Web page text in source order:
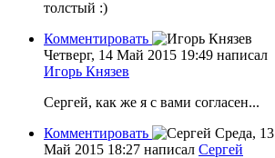
толстый :)
Комментировать
Четверг, 14 Май 2015 19:49 написал
Игорь Князев
Сергей, как же я с вами согласен...
Комментировать
Среда, 13
Май 2015 18:27 написал Сергей